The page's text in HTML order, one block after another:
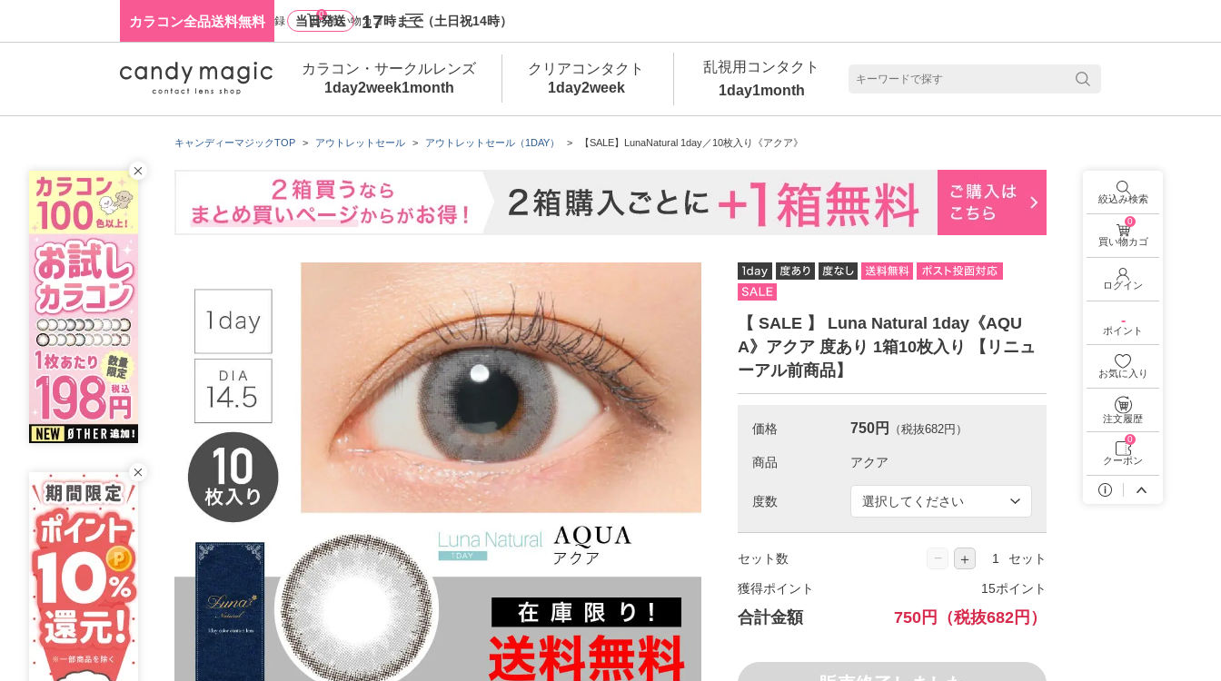
カラコン全品送料無料 当日発送 17時まで（土日祝14時）
キャンディーマジックTOP アウトレットセール アウトレットセール（1DAY） 【SALE】LunaNatural 1day／10枚入り《アクア》
【 SALE 】 Luna Natural 1day《AQU
A》アクア 度あり 1箱10枚入り 【リニュ
ーアル前商品】
価格 750円 （税抜682円）
商品
度数
セット数 − ＋ セット
獲得ポイント 15ポイント
合計金額 750円 （税抜682円）
ログイン・新規会員登録
0
買い物カゴ
カラコン・サークルレンズ
1day2week1month
クリアコンタクト
1day2week
乱視用コンタクト
1day1month
絞込み検索
0
買い物カゴ
ログイン
-
ポイント
お気に入り
注文履歴
0
クーポン
カラコン・サークルレンズ 1day 商品一覧を見る
乱視用カラコン 1day商品一覧を見る
カラコン・サークルレンズ 2week商品一覧を見る
カラコン・サークルレンズ 1month商品一覧を見る
クリアコンタクトレンズ 1day 商品一覧を見る 乱視用カラコン 1day商品一覧を見る
クリアコンタクトレンズ 2week 商品一覧を見る
新商品
乱視用カラコン 1day商品一覧を見る
乱視用カラコン 1month商品一覧を見る